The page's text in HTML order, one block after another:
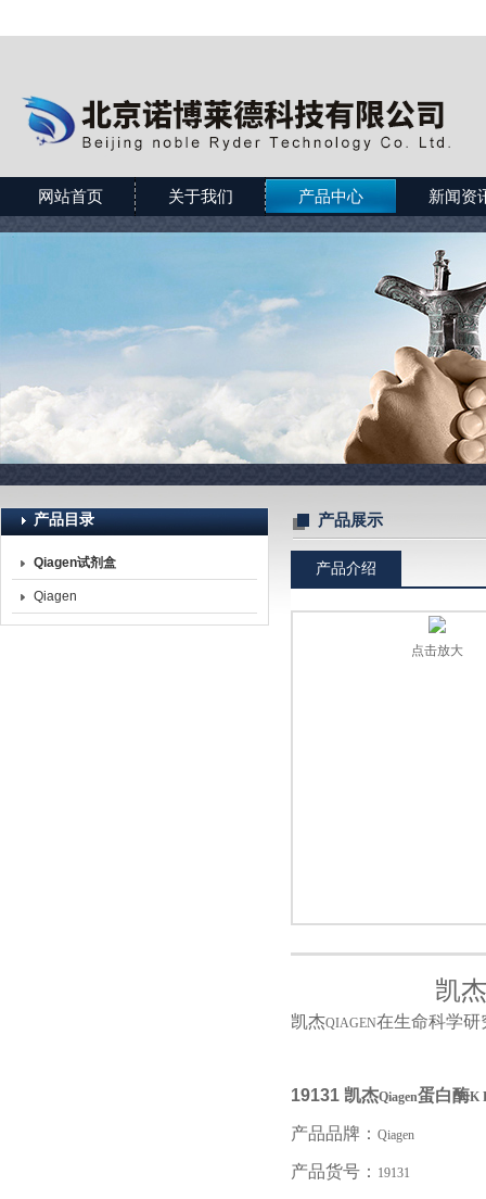
北京诺博莱德科技有限公司
网站首页 关于我们 产品中心 新闻资
产品目录
Qiagen试剂盒
Qiagen
产品展示
产品介绍
点击放大
凯
凯杰QIAGEN在生命科学研
19131 凯杰Qiagen蛋白酶K
产品品牌： Qiagen
产品货号： 19131